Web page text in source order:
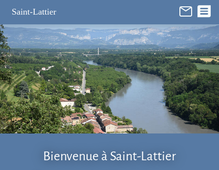
Saint-Lattier
Bienvenue à Saint-Lattier